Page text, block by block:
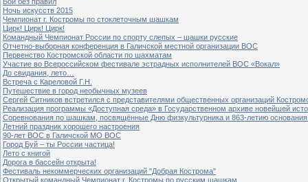
Ночь искусств 2015
Чемпионат г. Костромы по стоклеточным шашкам
Цирк! Цирк! Цирк!
Командный Чемпионат России по спорту слепых – шашки русские
Отчетно-выборная конференция в Галичской местной организации ВОС
Первенство Костромской области по шахматам
Участие во Всероссийском фестивале эстрадных исполнителей ВОС «Вокал»
До свидания, лето…
Встреча с Кареловой Г.Н.
Путешествие в город необычных музеев
Сергей Ситников встретился с представителями общественных организаций
Реализация программы «Доступная среда» в Государственном архиве новейшей
Соревнования по шашкам, посвящённые Дню физкультурника и 863-летию основания
Летний праздник хорошего настроения
90-лет ВОС в Галичской МО ВОС
Город Буй – ты России частица!
Лето с книгой
Дорога в бассейн открыта!
Фестиваль некоммерческих организаций "Добрая Кострома"
Открытый командный Чемпионат г. Костромы по русским шашкам